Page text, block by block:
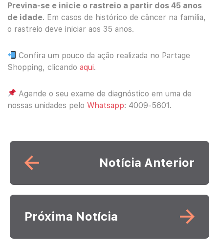
Previna-se e inicie o rastreio a partir dos 45 anos
de idade. Em casos de histórico de câncer na família,
o rastreio deve iniciar aos 35 anos.
Confira um pouco da ação realizada no Partage
Shopping, clicando aqui.
Agende o seu exame de diagnóstico em uma de
nossas unidades pelo Whatsapp: 4009-5601.
Leia mais
Notícia Anterior
Leia mais
Próxima Notícia